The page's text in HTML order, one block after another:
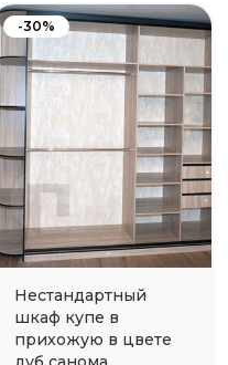
-30%
Нестандартный
шкаф купе в
прихожую в цвете